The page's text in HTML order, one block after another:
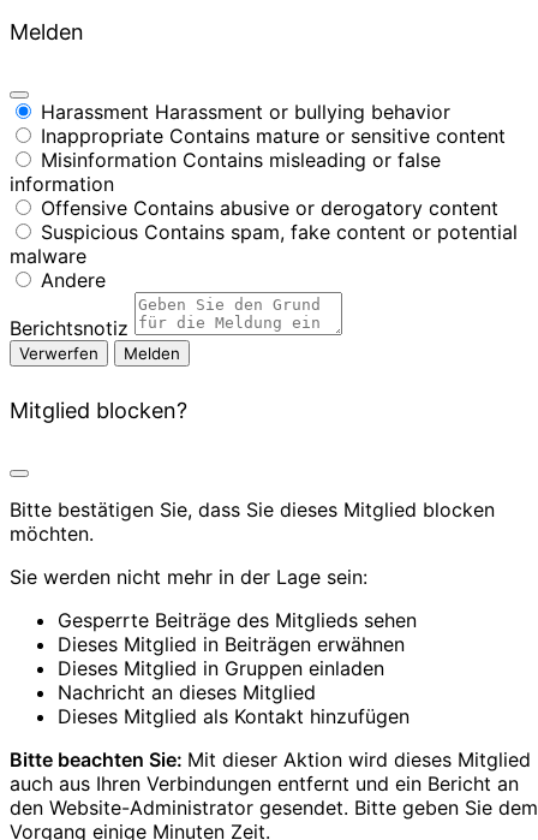
Melden
Harassment Harassment or bullying behavior
Inappropriate Contains mature or sensitive content
Misinformation Contains misleading or false
information
Offensive Contains abusive or derogatory content
Suspicious Contains spam, fake content or potential
malware
Andere
Berichtsnotiz
Melden
Mitglied blocken?
Bitte bestätigen Sie, dass Sie dieses Mitglied blocken
möchten.
Sie werden nicht mehr in der Lage sein:
Gesperrte Beiträge des Mitglieds sehen
Dieses Mitglied in Beiträgen erwähnen
Dieses Mitglied in Gruppen einladen
Nachricht an dieses Mitglied
Dieses Mitglied als Kontakt hinzufügen
Bitte beachten Sie: Mit dieser Aktion wird dieses Mitglied
auch aus Ihren Verbindungen entfernt und ein Bericht an
den Website-Administrator gesendet. Bitte geben Sie dem
Vorgang einige Minuten Zeit.